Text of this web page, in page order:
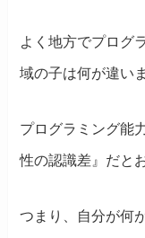
よく地方でプログ
域の子は何が違い
プログラミング能
性の認識差』だと
つまり、自分が何